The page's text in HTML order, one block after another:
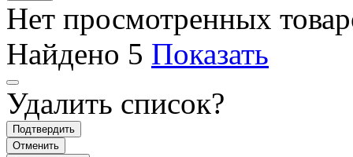
Нет просмотренных
Найдено 5 Показать
Удалить список?
Подтвердить
Отменить